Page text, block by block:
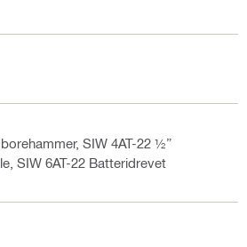
SIW 4AT-22 ½”
SIW 6AT-22 Batteridrevet